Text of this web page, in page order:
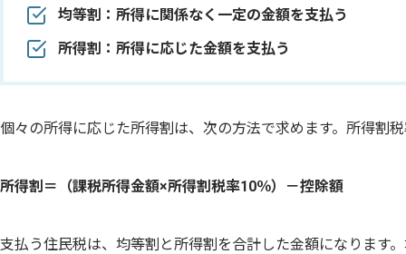
均等割：所得に関係なく一定の金額を支払う
所得割：所得に応じた金額を支払う
個々の所得に応じた所得割は、次の方法で求めます。所得割
所得割＝（課税所得金額×所得割税率10％）－控除額
支払う住民税は、均等割と所得割を合計した金額になります